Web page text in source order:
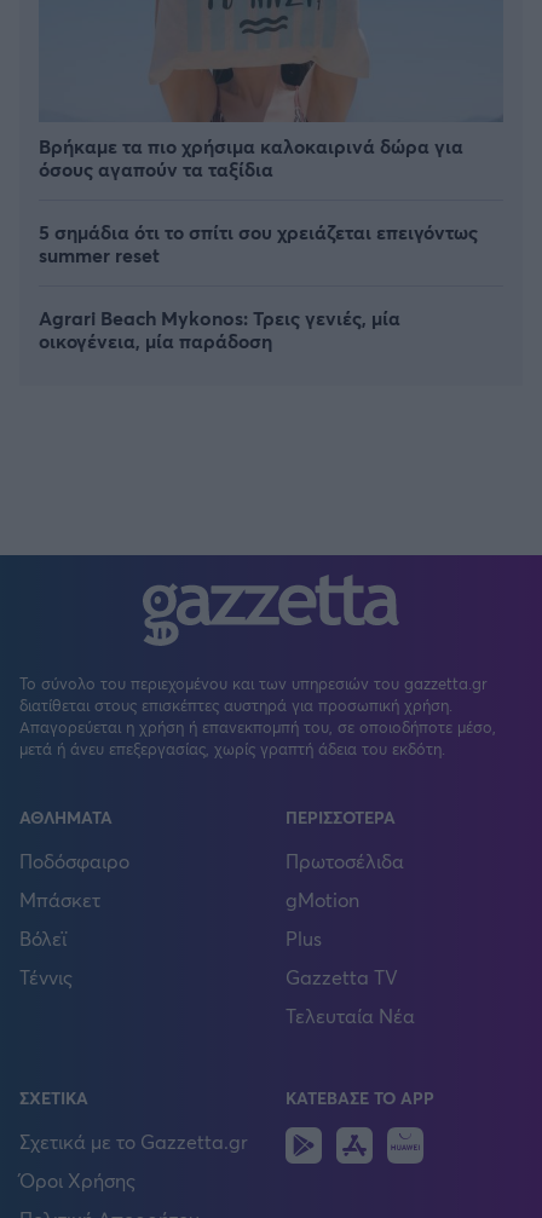
Βρήκαμε τα πιο χρήσιμα καλοκαιρινά δώρα για
όσους αγαπούν τα ταξίδια
5 σημάδια ότι το σπίτι σου χρειάζεται επειγόντως
summer reset
Agrari Beach Mykonos: Τρεις γενιές, μία
οικογένεια, μία παράδοση
Το σύνολο του περιεχομένου και των υπηρεσιών του gazzetta.gr
διατίθεται στους επισκέπτες αυστηρά για προσωπική χρήση.
Απαγορεύεται η χρήση ή επανεκπομπή του, σε οποιοδήποτε μέσο,
μετά ή άνευ επεξεργασίας, χωρίς γραπτή άδεια του εκδότη.
ΑΘΛΗΜΑΤΑ
Ποδόσφαιρο
Μπάσκετ
Βόλεϊ
Τέννις
ΠΕΡΙΣΣΟΤΕΡΑ
Πρωτοσέλιδα
gMotion
Plus
Gazzetta TV
Τελευταία Νέα
ΣΧΕΤΙΚΑ
Σχετικά με το Gazzetta.gr
Όροι Χρήσης
ΚΑΤΕΒΑΣΕ ΤΟ APP
Android
IOS